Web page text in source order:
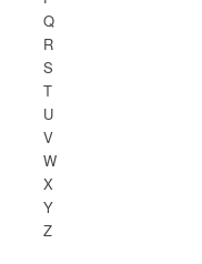
Q
R
S
T
U
V
W
X
Y
Z